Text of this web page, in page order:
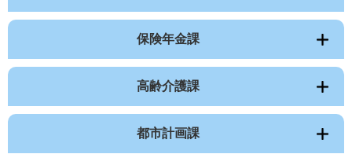
保険年金課
高齢介護課
都市計画課